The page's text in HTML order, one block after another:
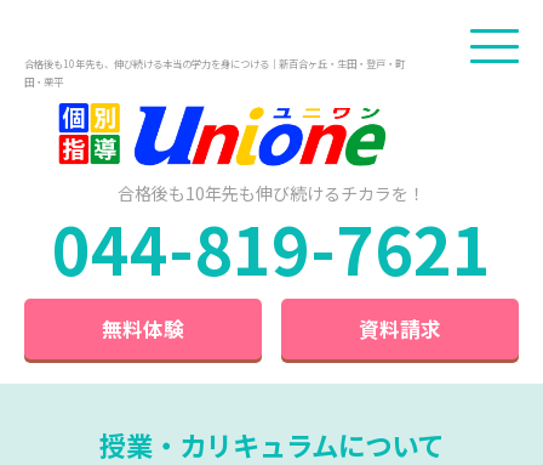
合格後も10年先も、伸び続ける本当の学力を身につける｜新百合ヶ丘・生田・登戸・町
田・栗平
合格後も10年先も伸び続けるチカラを！
044-819-7621
無料体験 資料請求
授業・カリキュラムについて